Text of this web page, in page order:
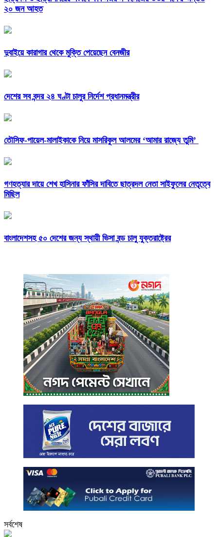
২০ জন আহত
দুবাইয়ে কারাগার থেকে মুক্তি পেয়েছেন বেনজীর
দেশের সব বন্দর ২৪ ঘণ্টা চালুর নির্দেশ প্রধানমন্ত্রীর
তৌসিফ-পায়েল-মালাইকাকে নিয়ে মাসরিকুল আলমের ‘আমার রাজ্যে তুমি’
গণহত্যার দায়ে শেখ হাসিনার ফাঁসির দাবিতে ছাত্রদল নেতা সাইফুলের নেতৃত্বে
মিছিল
বাংলাদেশসহ ৫০ দেশের জন্য স্থায়ী ভিসা বন্ড চালু যুক্তরাষ্ট্রের
সর্বশেষ